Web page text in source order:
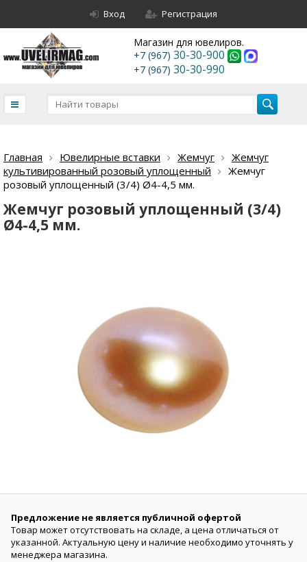
Вход Регистрация
Магазин для ювелиров.
+7 (967) 30-30-900
+7 (967) 30-30-990
Главная Ювелирные вставки Жемчуг
Жемчуг
культивированный розовый уплощенный
Жемчуг
розовый уплощенный (3/4) Ø4-4,5 мм.
Жемчуг розовый уплощенный (3/4)
Ø4-4,5 мм.
Предложение не является публичной офертой
Товар может отсутствовать на складе, а цена отличаться от
указанной. Актуальную цену и наличие необходимо уточнять у
менеджера магазина.